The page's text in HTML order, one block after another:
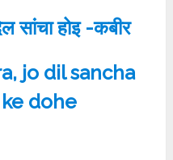
सांचा होइ -कबीर
jo dil sancha
dohe